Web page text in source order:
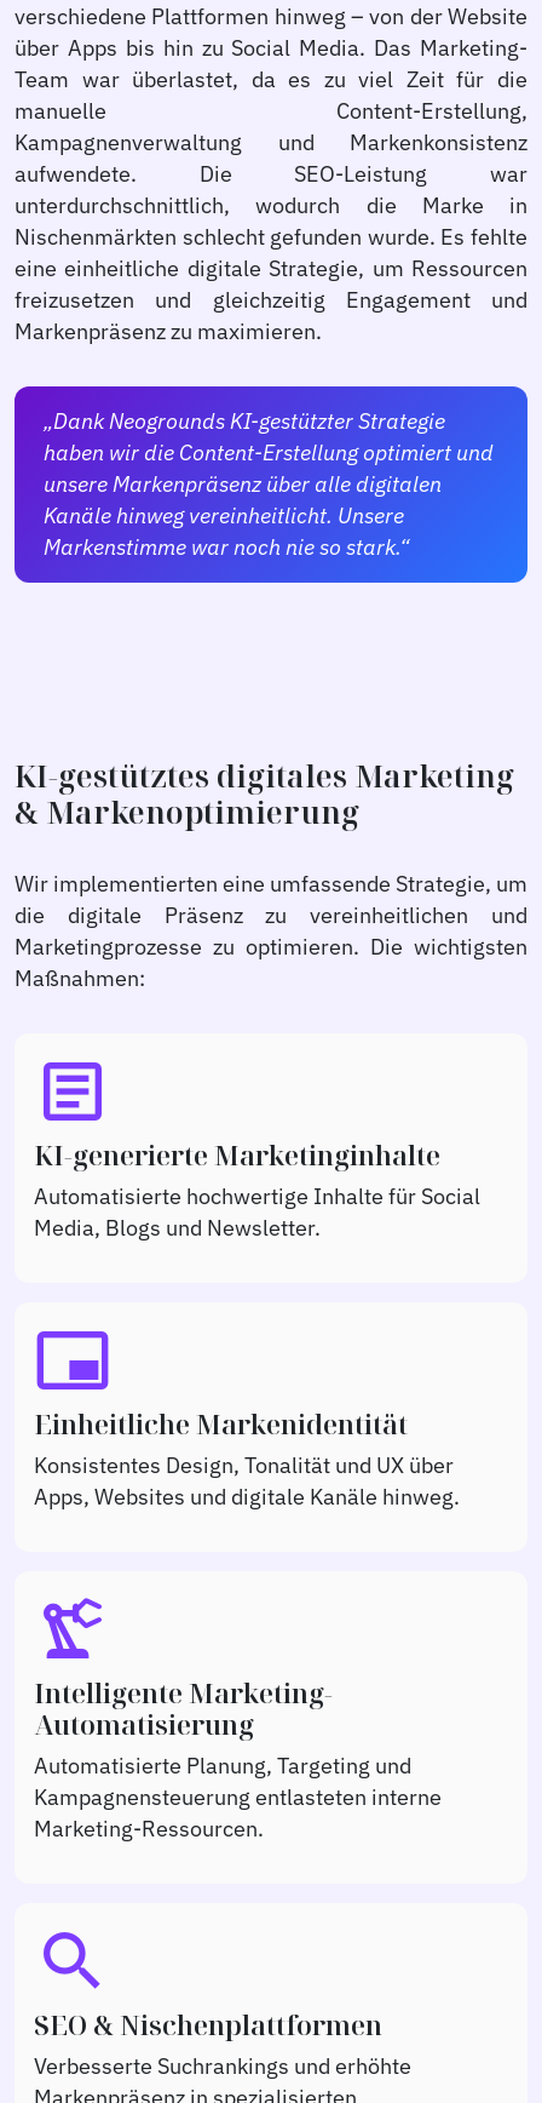
verschiedene Plattformen hinweg – von der Website
über Apps bis hin zu Social Media. Das Marketing-
Team war überlastet, da es zu viel Zeit für die
manuelle Content-Erstellung,
Kampagnenverwaltung und Markenkonsistenz
aufwendete. Die SEO-Leistung war
unterdurchschnittlich, wodurch die Marke in
Nischenmärkten schlecht gefunden wurde. Es fehlte
eine einheitliche digitale Strategie, um Ressourcen
freizusetzen und gleichzeitig Engagement und
Markenpräsenz zu maximieren.
„Dank Neogrounds KI-gestützter Strategie
haben wir die Content-Erstellung optimiert und
unsere Markenpräsenz über alle digitalen
Kanäle hinweg vereinheitlicht. Unsere
Markenstimme war noch nie so stark.“
KI-gestütztes digitales Marketing
& Markenoptimierung
Wir implementierten eine umfassende Strategie, um
die digitale Präsenz zu vereinheitlichen und
Marketingprozesse zu optimieren. Die wichtigsten
Maßnahmen:
article
KI-generierte Marketinginhalte
Automatisierte hochwertige Inhalte für Social
Media, Blogs und Newsletter.
branding_watermark
Einheitliche Markenidentität
Konsistentes Design, Tonalität und UX über
Apps, Websites und digitale Kanäle hinweg.
precision_manufacturing
Intelligente Marketing-
Automatisierung
Automatisierte Planung, Targeting und
Kampagnensteuerung entlasteten interne
Marketing-Ressourcen.
search
SEO & Nischenplattformen
Verbesserte Suchrankings und erhöhte
Markenpräsenz in spezialisierten